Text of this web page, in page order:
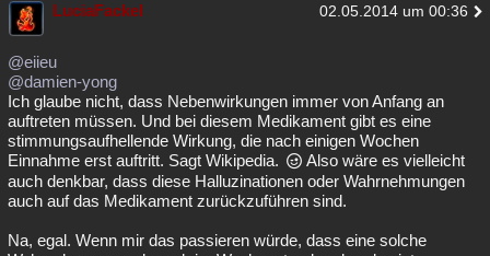
LuciaFackel 02.05.2014 um 00:36
@eiieu
@damien-yong
Ich glaube nicht, dass Nebenwirkungen immer von Anfang an
auftreten müssen. Und bei diesem Medikament gibt es eine
stimmungsaufhellende Wirkung, die nach einigen Wochen
Einnahme erst auftritt. Sagt Wikipedia.
Also wäre es vielleicht
auch denkbar, dass diese Halluzinationen oder Wahrnehmungen
auch auf das Medikament zurückzuführen sind.
Na, egal. Wenn mir das passieren würde, dass eine solche